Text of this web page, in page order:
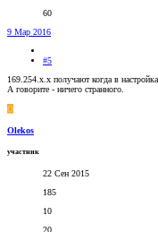
60
9 Мар 2016
#5
169.254.x.x получают когда в
А говорите - ничего странного.
O
Olekos
участник
22 Сен 2015
185
10
20